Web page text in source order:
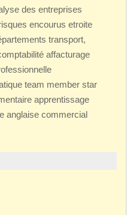
des entreprises
encourus etroite
transport,
affacturage
team member star
apprentissage
anglaise commercial